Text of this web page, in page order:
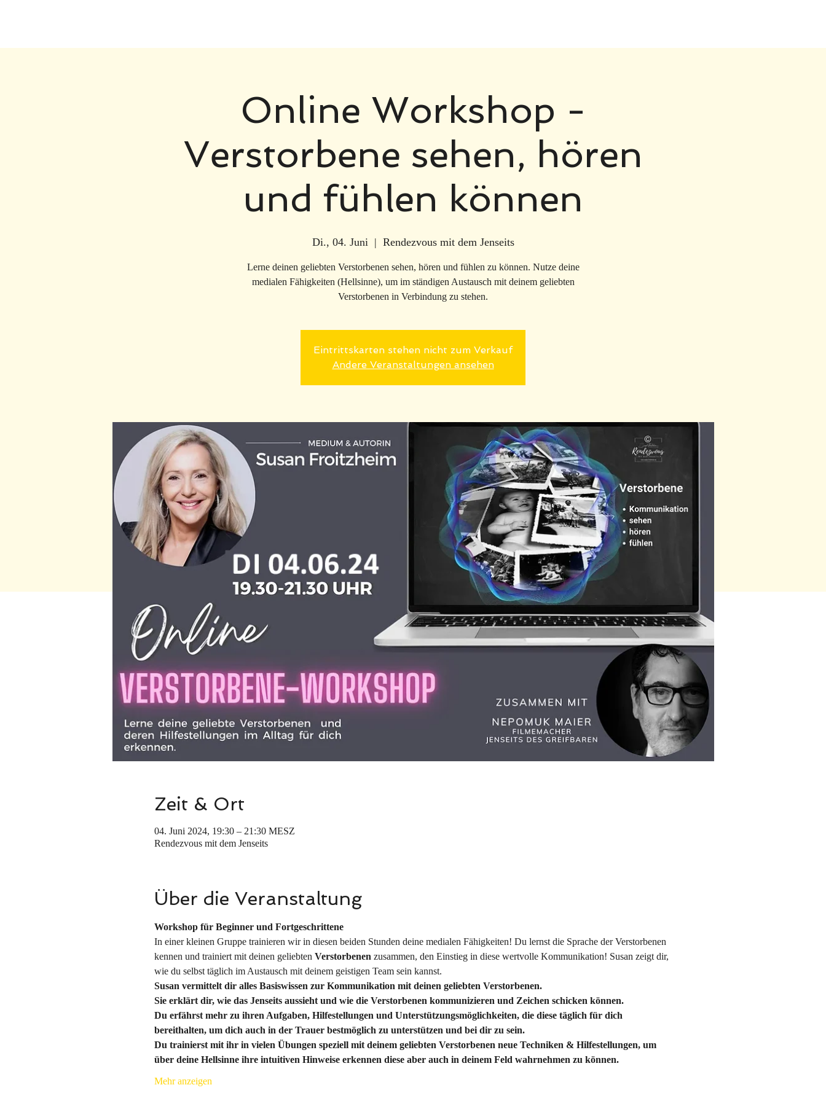
Online Workshop -
Verstorbene sehen, hören
und fühlen können
Di., 04. Juni
  |
Rendezvous mit dem Jenseits
Lerne deinen geliebten Verstorbenen sehen, hören und fühlen zu können. Nutze deine
medialen Fähigkeiten (Hellsinne), um im ständigen Austausch mit deinem geliebten
Verstorbenen in Verbindung zu stehen.
Eintrittskarten stehen nicht zum Verkauf
Andere Veranstaltungen ansehen
Zeit & Ort
04. Juni 2024, 19:30 – 21:30 MESZ
Rendezvous mit dem Jenseits
Über die Veranstaltung
Workshop für Beginner und Fortgeschrittene
In einer kleinen Gruppe trainieren wir in diesen beiden Stunden deine medialen Fähigkeiten! Du lernst die Sprache der Verstorbenen
kennen und trainiert mit deinen geliebten Verstorbenen zusammen, den Einstieg in diese wertvolle Kommunikation! Susan zeigt dir,
wie du selbst täglich im Austausch mit deinem geistigen Team sein kannst.
Susan vermittelt dir alles Basiswissen zur Kommunikation mit deinen geliebten Verstorbenen.
Sie erklärt dir, wie das Jenseits aussieht und wie die Verstorbenen kommunizieren und Zeichen schicken können.
Du erfährst mehr zu ihren Aufgaben, Hilfestellungen und Unterstützungsmöglichkeiten, die diese täglich für dich
bereithalten, um dich auch in der Trauer bestmöglich zu unterstützen und bei dir zu sein.
Du trainierst mit ihr in vielen Übungen speziell mit deinem geliebten Verstorbenen neue Techniken & Hilfestellungen, um
über deine Hellsinne ihre intuitiven Hinweise erkennen diese aber auch in deinem Feld wahrnehmen zu können.
Mehr anzeigen